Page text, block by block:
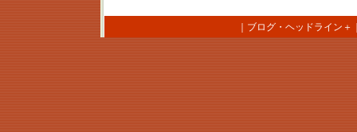
ブログ・ヘッドライン＋